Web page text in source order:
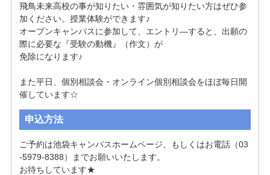
飛鳥未来高校の事が知りたい・雰囲気が知りたい方はぜひ参
加ください。授業体験ができます♪
オープンキャンパスに参加して、エントリ―すると、出願の
際に必要な『受験の動機』（作文）が
免除になります♪
また平日、個別相談会・オンライン個別相談会をほぼ毎日開
申込方法
ご予約は池袋キャンパスホームページ、もしくはお電話（03
-5979-8388）までお願いいたします。
お待ちしています★